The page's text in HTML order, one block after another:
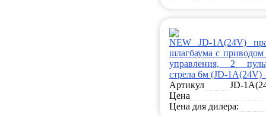
NEW JD-1A(24V)
шлагбаума с
управления, 2
стрела 6м (JD-
Артикул
JD-
Цена
Цена для дилера: